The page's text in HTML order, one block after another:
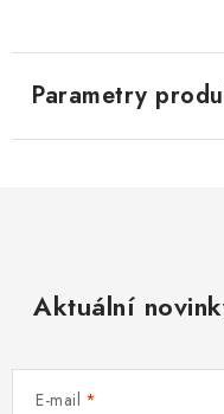
Parametry
Aktuální
E-mail